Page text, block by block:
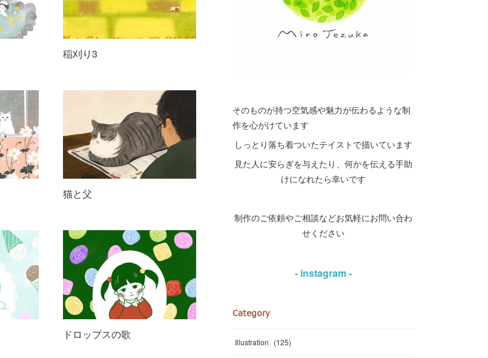
稲刈り3
猫と父
ドロップスの歌
そのものが持つ空気感や魅力が伝わるような制
作を心がけています
しっとり落ち着ついたテイストで描いています
見た人に安らぎを与えたり、何かを伝える手助
けになれたら幸いです
制作のご依頼やご相談などお気軽にお問い合わ
せください
- instagram -
Category
Illustration (125)